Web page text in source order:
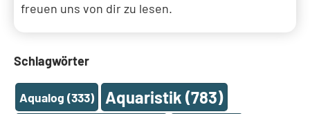
freuen uns von dir zu lesen.
Schlagwörter
Aqualog (333) Aquaristik (783)